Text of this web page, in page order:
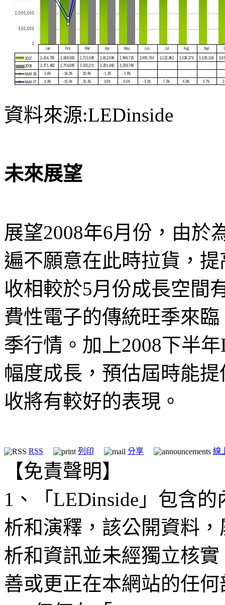
資料來源:LEDinside
未來展望
展望2008年6月份，由於
遍不願意在此時拉貨，
收相較於5月份成長空間
費性電子的傳統旺季來
季行情。加上2008下半
幅度成長，預估屆時能
收將有較好的表現。
RSS 列印 分享 線
【免責聲明】
1、「LEDinside」包含
析和演釋，該公開資料
析和資訊並未經獨立核
善或更正在本網站的任